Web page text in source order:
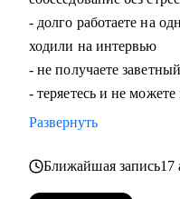
- долго работаете на
ходили на интервью
- не получаете
- теряетесь и не
Развернуть
Ближайшая запись17